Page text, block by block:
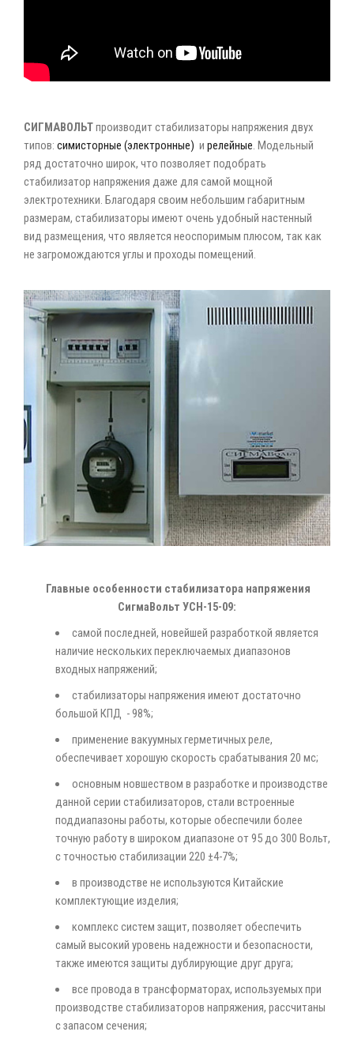
СИГМАВОЛЬТпроизводит стабилизаторы напряжения двух
типов: симисторные (электронные) и релейные. Модельный
ряд достаточно широк, что позволяет подобрать
стабилизатор напряжения даже для самой мощной
электротехники. Благодаря своим небольшим габаритным
размерам, стабилизаторы имеют очень удобный настенный
вид размещения, что является неоспоримым плюсом, так как
не загромождаются углы и проходы помещений.
Главные особенности стабилизатора напряжения
СигмаВольт УСН-15-09:
самой последней, новейшей разработкой является
наличие нескольких переключаемых диапазонов
входных напряжений;
стабилизаторы напряжения имеют достаточно
большой КПД - 98%;
применение вакуумных герметичных реле,
обеспечивает хорошую скорость срабатывания 20 мс;
основным новшеством в разработке и производстве
данной серии стабилизаторов, стали встроенные
поддиапазоны работы, которые обеспечили более
точную работу в широком диапазоне от 95 до 300 Вольт,
с точностью стабилизации 220 ±4-7%;
в производстве не используются Китайские
комплектующие изделия;
комплекс систем защит, позволяет обеспечить
самый высокий уровень надежности и безопасности,
также имеются защиты дублирующие друг друга;
все провода в трансформаторах, используемых при
производстве стабилизаторов напряжения, рассчитаны
с запасом сечения;